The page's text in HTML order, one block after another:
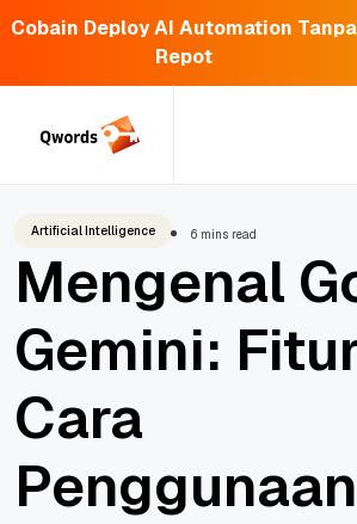
Cobain Deploy AI Automation Tanpa
Repot
Artificial Intelligence 6 mins read
Mengenal
Gemini:
Cara